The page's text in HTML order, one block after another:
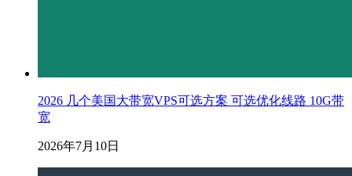
2026 几个美国大带宽VPS可选方案 可选优化线路 10G带
宽
2026年7月10日